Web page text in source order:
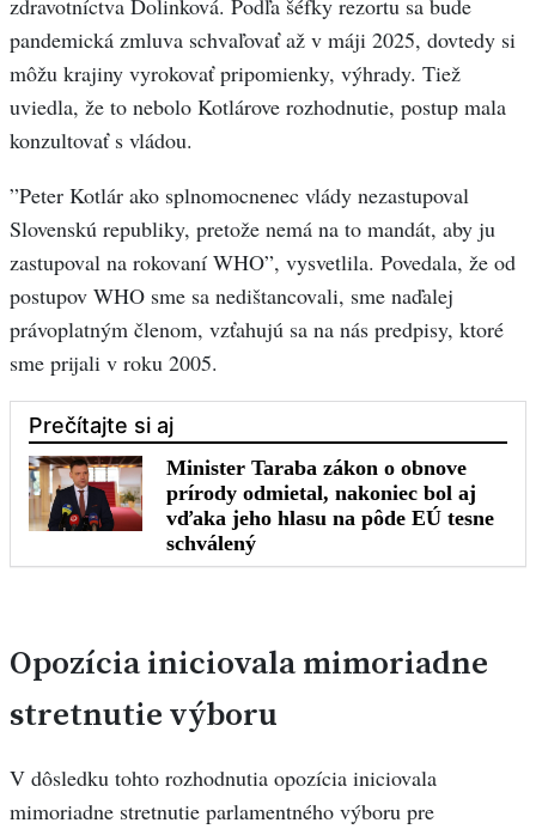
zdravotníctva Dolinková. Podľa šéfky rezortu sa bude
pandemická zmluva schvaľovať až v máji 2025, dovtedy si
môžu krajiny vyrokovať pripomienky, výhrady. Tiež
uviedla, že to nebolo Kotlárove rozhodnutie, postup mala
konzultovať s vládou.
”Peter Kotlár ako splnomocnenec vlády nezastupoval
Slovenskú republiky, pretože nemá na to mandát, aby ju
zastupoval na rokovaní WHO”, vysvetlila. Povedala, že od
postupov WHO sme sa nedištancovali, sme naďalej
právoplatným členom, vzťahujú sa na nás predpisy, ktoré
sme prijali v roku 2005.
Opozícia iniciovala mimoriadne
stretnutie výboru
V dôsledku tohto rozhodnutia opozícia iniciovala
mimoriadne stretnutie parlamentného výboru pre